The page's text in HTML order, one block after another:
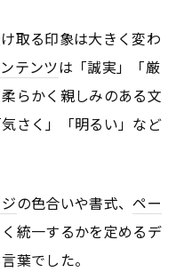
取る印象は大きく変わ
テンツは「誠実」「厳
らかく親しみのある文
さく」「明るい」など
の色合いや書式、ペー
統一するかを定めるデ
葉でした。